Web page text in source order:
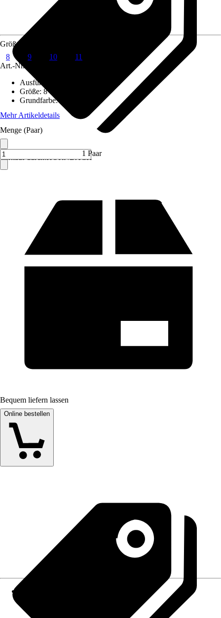
Verkauf durch:HORNBACH
Größe
8
9 10
11
Art.-Nr.
Ausführung
Arbeitshandschuhe
Größe: 8
Grundfarbe:
Mehr Artikeldetails
Menge (Paar)
1 Paar
Bequem liefern lassen
Online bestellen